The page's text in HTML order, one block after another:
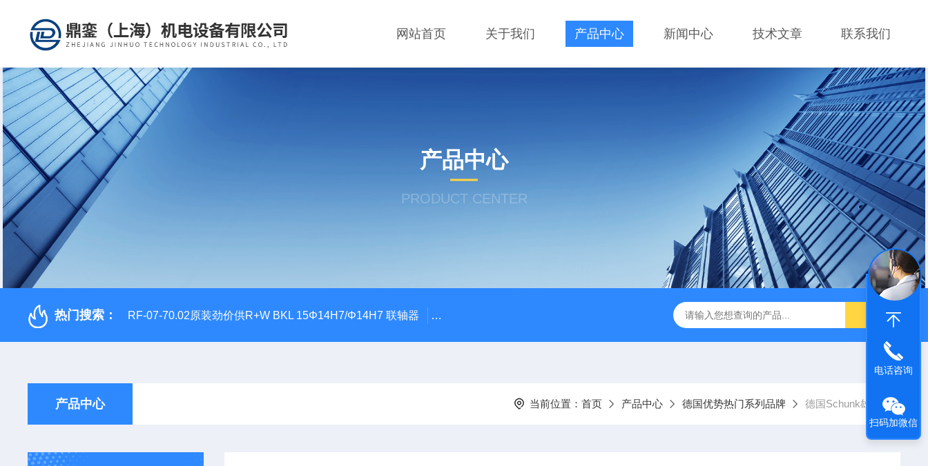
网站首页 关于我们 产品中心 新闻中心 技术文章 联系我们
产品中心
PRODUCT CENTER
热门搜索： RF-07-70.02原装劲价供R+W BKL 15Φ14H7/Φ14H7 联轴器 0184-45703-3-003原装劲价供Vogel TYP:MPS 1 ID:281875 A-NR:417291 原装供应美国Parker
产品中心 当前位置： 首页 产品中心 德国优势热门系列品牌 德国Schunk雄克
电话咨询
扫码加微信